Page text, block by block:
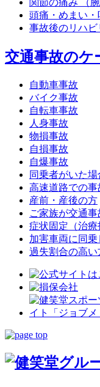
関節の痛み （腕
頭痛・めまい・
事故後のリハビ
交通事故のケ
自動車事故
バイク事故
自転車事故
人身事故
物損事故
自損事故
自爆事故
同乗者がいた場
高速道路での事
産前・産後の方
ご家族が交通
症状固定（治療
加害車両に同
過失割合の高い